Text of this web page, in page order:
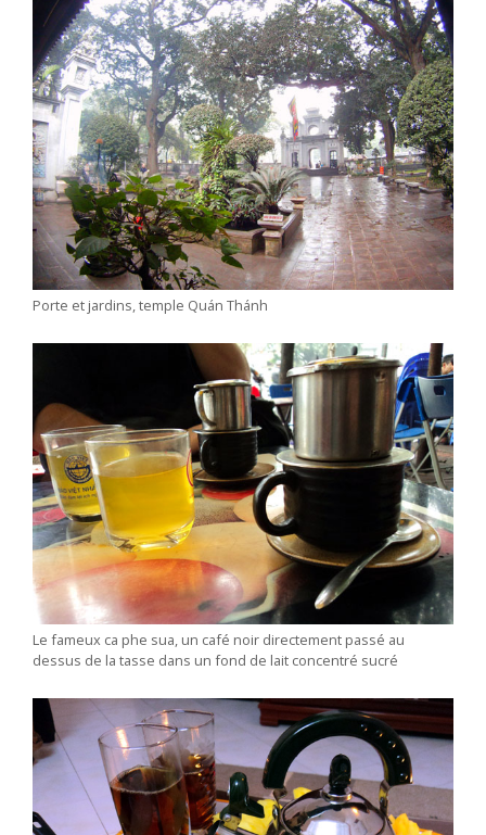
Porte et jardins, temple Quán Thánh
Le fameux ca phe sua, un café noir directement passé au
dessus de la tasse dans un fond de lait concentré sucré